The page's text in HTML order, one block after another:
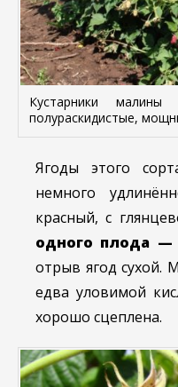
Кустарники
полураскидистые,
Ягоды этого
немного
красный, с
одного плода —
отрыв ягод сухой.
едва уловимой
хорошо сцеплена.